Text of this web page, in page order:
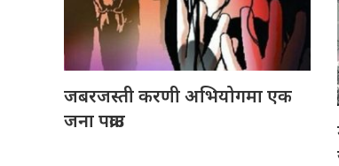
जबरजस्ती करणी अभियोगमा एक
जना पक्राउ